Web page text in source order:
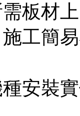
板材
工簡
安裝